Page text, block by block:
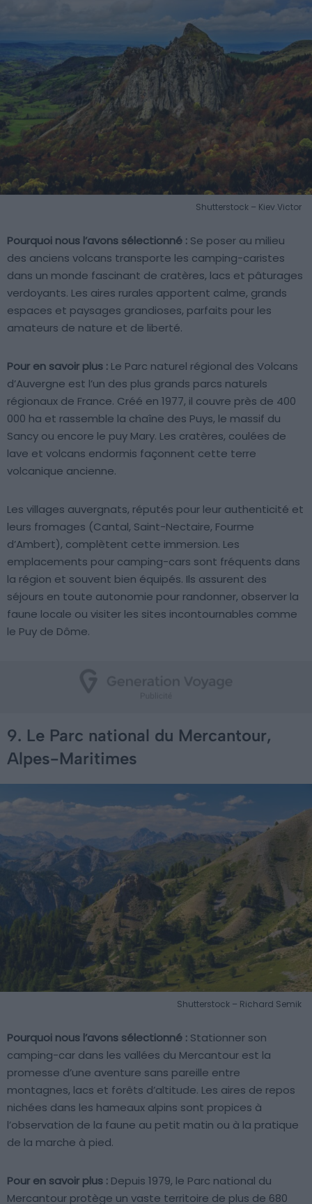
Shutterstock – Kiev.Victor
Pourquoi nous l’avons sélectionné : Se poser au milieu
des anciens volcans transporte les camping-caristes
dans un monde fascinant de cratères, lacs et pâturages
verdoyants. Les aires rurales apportent calme, grands
espaces et paysages grandioses, parfaits pour les
amateurs de nature et de liberté.
Pour en savoir plus : Le Parc naturel régional des Volcans
d’Auvergne est l’un des plus grands parcs naturels
régionaux de France. Créé en 1977, il couvre près de 400
000 ha et rassemble la chaîne des Puys, le massif du
Sancy ou encore le puy Mary. Les cratères, coulées de
lave et volcans endormis façonnent cette terre
volcanique ancienne.
Les villages auvergnats, réputés pour leur authenticité et
leurs fromages (Cantal, Saint-Nectaire, Fourme
d’Ambert), complètent cette immersion. Les
emplacements pour camping-cars sont fréquents dans
la région et souvent bien équipés. Ils assurent des
séjours en toute autonomie pour randonner, observer la
faune locale ou visiter les sites incontournables comme
le Puy de Dôme.
9. Le Parc national du Mercantour,
Alpes-Maritimes
Shutterstock – Richard Semik
Pourquoi nous l’avons sélectionné : Stationner son
camping-car dans les vallées du Mercantour est la
promesse d’une aventure sans pareille entre
montagnes, lacs et forêts d’altitude. Les aires de repos
nichées dans les hameaux alpins sont propices à
l’observation de la faune au petit matin ou à la pratique
de la marche à pied.
Pour en savoir plus : Depuis 1979, le Parc national du
Mercantour protège un vaste territoire de plus de 680